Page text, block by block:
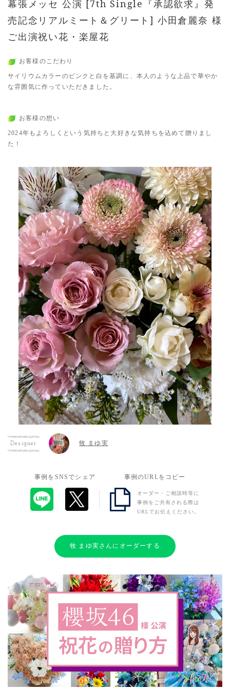
幕張メッセ 公演 [7th Single『承認欲求』発
売記念リアルミート＆グリート] 小田倉麗奈 様
ご出演祝い花・楽屋花
お客様のこだわり
サイリウムカラーのピンクと白を基調に、本人のような上品で華やか
な雰囲気に作っていただきました。
お客様の想い
2024年もよろしくという気持ちと大好きな気持ちを込めて贈りまし
た！
Designer 牧 まゆ実
事例をSNSでシェア 事例のURLをコピー
オーダー・ご相談時等に
事例をご共有される際は
URLでお伝えください。
牧 まゆ実さんにオーダーする